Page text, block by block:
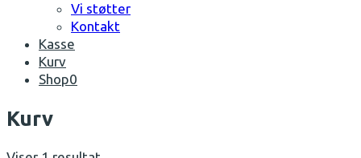
Vi støtter
Kontakt
Kasse
Kurv
Shop0
Open
Mobile
Kurv